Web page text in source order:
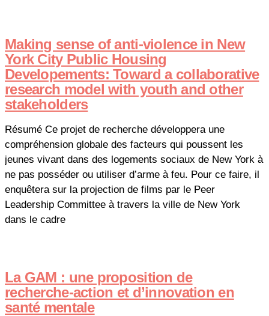
Making sense of anti-violence in New
York City Public Housing
Developements: Toward a collaborative
research model with youth and other
stakeholders
Résumé Ce projet de recherche développera une
compréhension globale des facteurs qui poussent les
jeunes vivant dans des logements sociaux de New York à
ne pas posséder ou utiliser d’arme à feu. Pour ce faire, il
enquêtera sur la projection de films par le Peer
Leadership Committee à travers la ville de New York
dans le cadre
La GAM : une proposition de
recherche-action et d’innovation en
santé mentale